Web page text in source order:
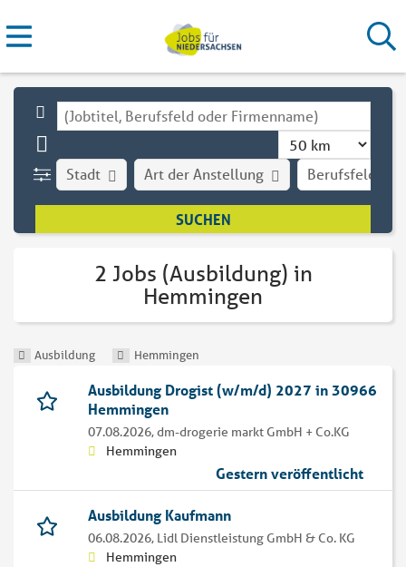
Stadt Art der Anstellung Berufsfeld
2 Jobs (Ausbildung) in
Hemmingen
Ausbildung Hemmingen
Ausbildung Drogist (w/m/d) 2027 in 30966
Hemmingen
07.08.2026,dm-drogerie markt GmbH + Co.KG
Hemmingen
Gestern veröffentlicht
Ausbildung Kaufmann
06.08.2026, Lidl Dienstleistung GmbH & Co. KG
Hemmingen